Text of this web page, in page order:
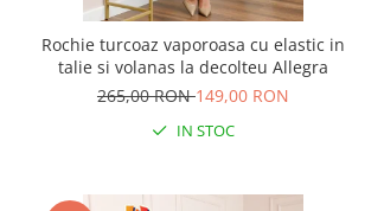
Rochie turcoaz vaporoasa cu elastic in
talie si volanas la decolteu Allegra
265,00 RON149,00 RON
IN STOC